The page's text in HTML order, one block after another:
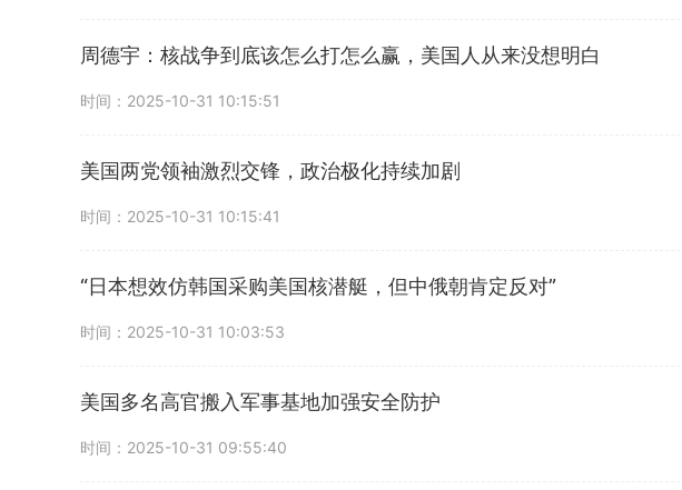
周德宇：核战争到底该怎么打怎么赢，美国人从来没想明白
时间：2025-10-31 10:15:51
美国两党领袖激烈交锋，政治极化持续加剧
时间：2025-10-31 10:15:41
“日本想效仿韩国采购美国核潜艇，但中俄朝肯定反对”
时间：2025-10-31 10:03:53
美国多名高官搬入军事基地加强安全防护
时间：2025-10-31 09:55:40